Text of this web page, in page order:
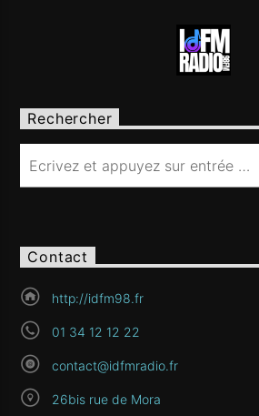
Rechercher
Contact
http://idfm98.fr
01 34 12 12 22
contact@idfmradio.fr
26bis rue de Mora